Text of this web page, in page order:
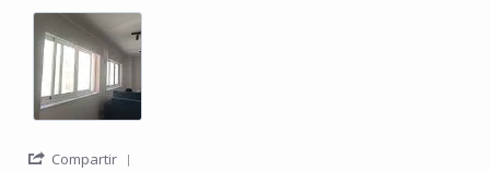
Compartir